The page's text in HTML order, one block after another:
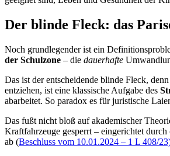
Der blinde Fleck: das
Noch grundlegender ist ein
der Schulzone – die dauerhafte
Das ist der entscheidende blinde Fleck,
entziehen, ist eine klassische Aufgabe des
abarbeitet. So paradox es für juristische
Das fußt nicht bloß auf akademischer
Kraftfahrzeuge gesperrt – eingerichtet
ab (Beschluss vom 10.01.2024 – 1 L 408/